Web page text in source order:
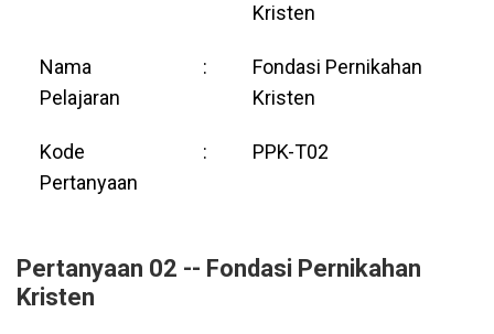
Kristen
Nama
Pelajaran
:
Fondasi Pernikahan
Kristen
Kode
Pertanyaan
: PPK-T02
Pertanyaan 02 -- Fondasi Pernikahan
Kristen